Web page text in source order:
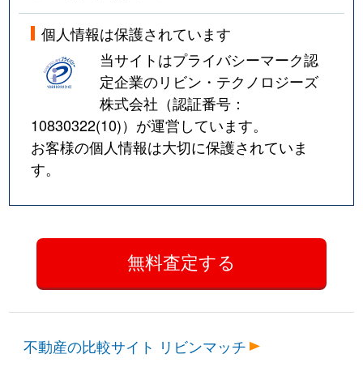
個人情報は保護されています
当サイトはプライバシーマーク認
定企業のリビン・テクノロジーズ
株式会社（認証番号：
10830322(10)）が運営しています。
お客様の個人情報は大切に保護されていま
す。
不動産の比較サイト リビンマッチ